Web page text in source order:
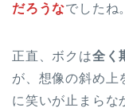
だろうなでしたね。
正直、ボクは全く
が、想像の斜め上
に笑いが止まらな